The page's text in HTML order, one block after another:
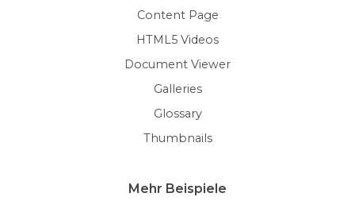
Content Page
HTML5 Videos
Document Viewer
Galleries
Glossary
Thumbnails
Mehr Beispiele